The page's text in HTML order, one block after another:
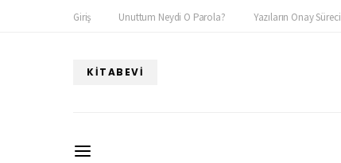
Giriş Unuttum Neydi O Parola? Yazıların Onay Süreci
KITABEVI